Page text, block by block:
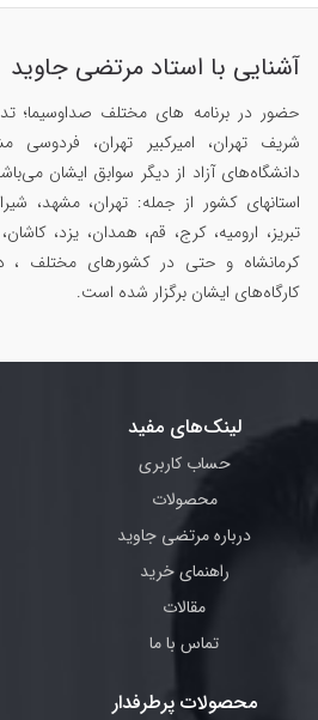
آشنایی با استاد مرتضی جاوید
حضور در برنامه های مختلف صداوسیما؛
شریف تهران، امیرکبیر تهران،
دانشگاه‌های آزاد از دیگر سوابق ایشان
استانهای کشور از جمله: تهران، مشهد،
تبریز، ارومیه، کرج، قم، همدان، یزد،
کرمانشاه و حتی در کشورهای مختلف ،
کارگاه‌های ایشان برگزار شده است.
لینک‌های مفید
حساب کاربری
محصولات
درباره مرتضی جاوید
راهنمای خرید
مقالات
تماس با ما
محصولات پرطرفدار